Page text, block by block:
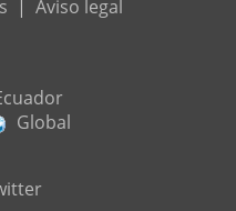
| Aviso legal
Global